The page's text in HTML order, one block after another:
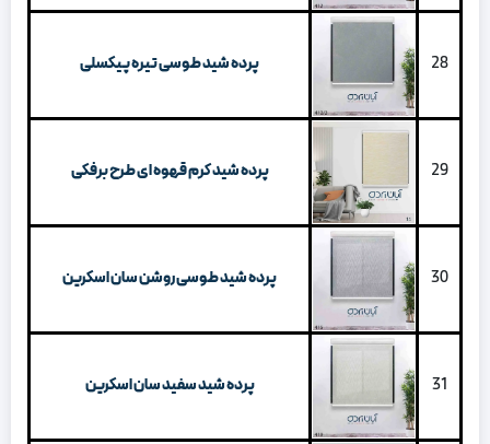
28 پرده شید طوسی تیره پیکسلی
29 پرده شید کرم قهوه ای طرح برفکی
30 پرده شید طوسی روشن سان اسکرین
31 پرده شید سفید سان اسکرین